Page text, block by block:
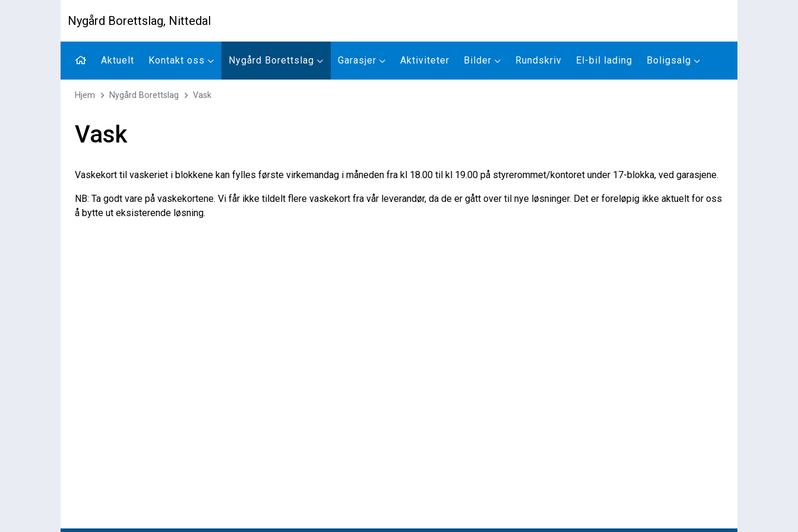
Nygård Borettslag, Nittedal
Aktuelt Kontakt oss Nygård Borettslag Garasjer Aktiviteter Bilder Rundskriv El-bil lading Boligsalg
Hjem Nygård Borettslag Vask
Vask
Vaskekort til vaskeriet i blokkene kan fylles første virkemandag i måneden fra kl 18.00 til kl 19.00 på styrerommet/kontoret under 17-blokka, ved garasjene.
NB: Ta godt vare på vaskekortene. Vi får ikke tildelt flere vaskekort fra vår leverandør, da de er gått over til nye løsninger. Det er foreløpig ikke aktuelt for oss
å bytte ut eksisterende løsning.